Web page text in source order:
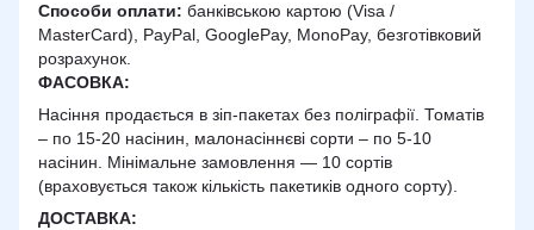
Способи оплати: банківською картою (Visa /
MasterCard), PayPal, GooglePay, MonoPay, безготівковий
розрахунок.
ФАСОВКА:
Насіння продається в зіп-пакетах без поліграфії. Томатів
– по 15-20 насінин, малонасіннєві сорти – по 5-10
насінин. Мінімальне замовлення — 10 сортів
(враховується також кількість пакетиків одного сорту).
ДОСТАВКА: